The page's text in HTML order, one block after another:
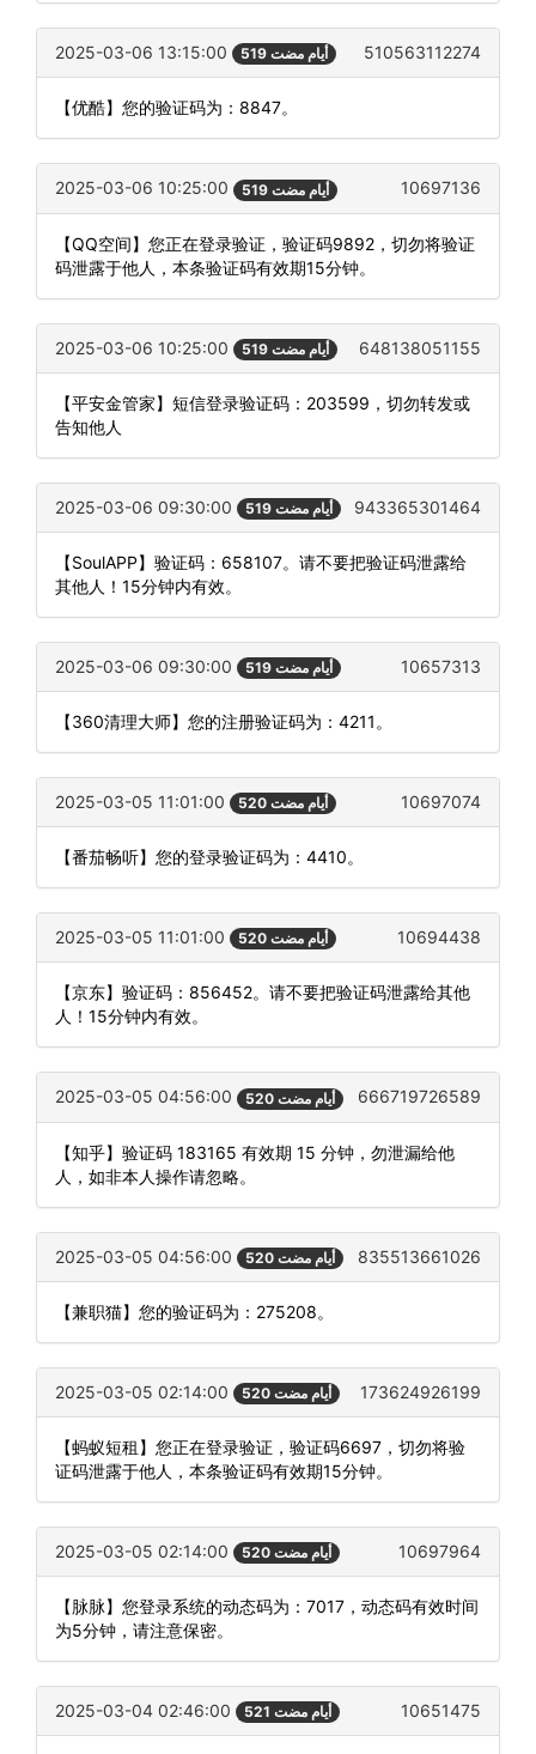
2025-03-06 13:15:00 519 أيام مضت 510563112274
【优酷】您的验证码为：8847。
2025-03-06 10:25:00 519 أيام مضت 10697136
【QQ空间】您正在登录验证，验证码9892，切勿将验证
码泄露于他人，本条验证码有效期15分钟。
2025-03-06 10:25:00 519 أيام مضت 648138051155
【平安金管家】短信登录验证码：203599，切勿转发或
告知他人
2025-03-06 09:30:00 519 أيام مضت 943365301464
【SoulAPP】验证码：658107。请不要把验证码泄露给
其他人！15分钟内有效。
2025-03-06 09:30:00 519 أيام مضت 10657313
【360清理大师】您的注册验证码为：4211。
2025-03-05 11:01:00 520 أيام مضت 10697074
【番茄畅听】您的登录验证码为：4410。
2025-03-05 11:01:00 520 أيام مضت 10694438
【京东】验证码：856452。请不要把验证码泄露给其他
人！15分钟内有效。
2025-03-05 04:56:00 520 أيام مضت 666719726589
【知乎】验证码 183165 有效期 15 分钟，勿泄漏给他
人，如非本人操作请忽略。
2025-03-05 04:56:00 520 أيام مضت 835513661026
【兼职猫】您的验证码为：275208。
2025-03-05 02:14:00 520 أيام مضت 173624926199
【蚂蚁短租】您正在登录验证，验证码6697，切勿将验
证码泄露于他人，本条验证码有效期15分钟。
2025-03-05 02:14:00 520 أيام مضت 10697964
【脉脉】您登录系统的动态码为：7017，动态码有效时间
为5分钟，请注意保密。
2025-03-04 02:46:00 521 أيام مضت 10651475